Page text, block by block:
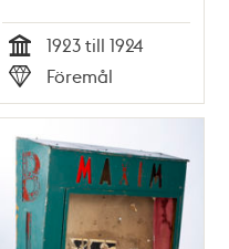
Tid
1923 till 1924
Typ
Föremål